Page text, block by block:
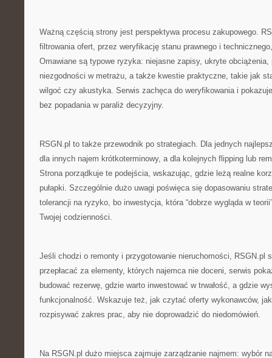
Ważną częścią strony jest perspektywa procesu zakupowego.
filtrowania ofert, przez weryfikację stanu prawnego i
Omawiane są typowe ryzyka: niejasne zapisy, ukryte
niezgodności w metrażu, a także kwestie praktyczne, takie jak
wilgoć czy akustyka. Serwis zachęca do weryfikowania i
bez popadania w paraliż decyzyjny.
RSGN.pl to także przewodnik po strategiach. Dla jednych
dla innych najem krótkoterminowy, a dla kolejnych flipping lub
Strona porządkuje te podejścia, wskazując, gdzie leżą realne
pułapki. Szczególnie dużo uwagi poświęca się dopasowaniu
tolerancji na ryzyko, bo inwestycja, która “dobrze wygląda w
Twojej codzienności.
Jeśli chodzi o remonty i przygotowanie nieruchomości, RSGN.pl
przepłacać za elementy, których najemca nie doceni, serwis
budować rezerwę, gdzie warto inwestować w trwałość, a gdzie
funkcjonalność. Wskazuje też, jak czytać oferty wykonawców,
rozpisywać zakres prac, aby nie doprowadzić do niedomówień.
Na RSGN.pl dużo miejsca zajmuje zarządzanie najmem: wybór